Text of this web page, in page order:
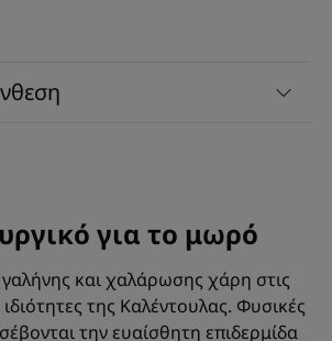
για το μωρό
γαλήνης και χαλάρωσης χάρη στις
της Καλέντουλας. Φυσικές
την ευαίσθητη επιδερμίδα